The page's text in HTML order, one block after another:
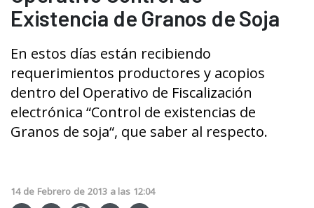
Existencia de Granos de Soja
En estos días están recibiendo
requerimientos productores y acopios
dentro del Operativo de Fiscalización
electrónica “Control de existencias de
Granos de soja“, que saber al respecto.
14 de Febrero de 2013 a las 12:04